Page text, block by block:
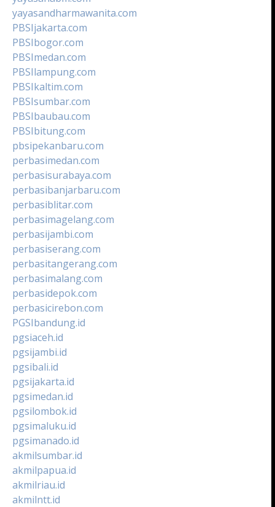
yayasandharmawanita.com
PBSIjakarta.com
PBSIbogor.com
PBSImedan.com
PBSIlampung.com
PBSIkaltim.com
PBSIsumbar.com
PBSIbaubau.com
PBSIbitung.com
pbsipekanbaru.com
perbasimedan.com
perbasisurabaya.com
perbasibanjarbaru.com
perbasiblitar.com
perbasimagelang.com
perbasijambi.com
perbasiserang.com
perbasitangerang.com
perbasimalang.com
perbasidepok.com
perbasicirebon.com
PGSIbandung.id
pgsiaceh.id
pgsijambi.id
pgsibali.id
pgsijakarta.id
pgsimedan.id
pgsilombok.id
pgsimaluku.id
pgsimanado.id
akmilsumbar.id
akmilpapua.id
akmilriau.id
akmilntt.id